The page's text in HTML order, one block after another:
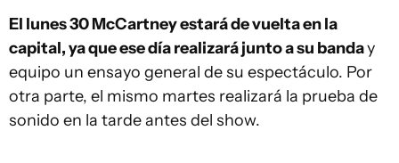
El lunes 30 McCartney estará de vuelta en la
capital, ya que ese día realizará junto a su banday
equipo un ensayo general de su espectáculo. Por
otra parte, el mismo martes realizará la prueba de
sonido en la tarde antes del show.